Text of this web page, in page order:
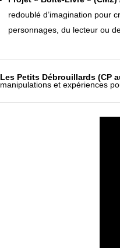
redoublé d’imagination pour
personnages, du lecteur ou de
Les Petits Débrouillards (CP
manipulations et expériences